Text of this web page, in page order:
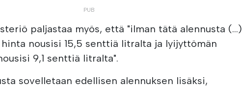
paljastaa myös, että "ilman tätä alennusta (...)
nousisi 15,5 senttiä litralta ja lyijyttömän
9,1 senttiä litralta".
sovelletaan edellisen alennuksen lisäksi,